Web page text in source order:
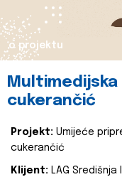
o projektu
Multimedijska
cukerančić
Projekt: Umijeće
cukerančić
Klijent: LAG Središnja